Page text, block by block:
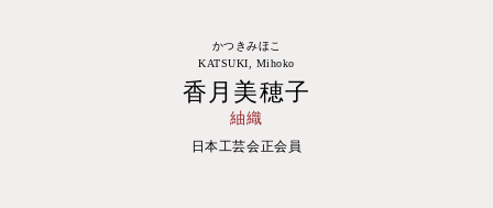
かつきみほこ
KATSUKI, Mihoko
香月美穂子
紬織
日本工芸会正会員